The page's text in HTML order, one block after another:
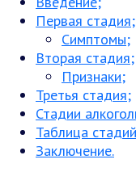
Первая стадия;
Симптомы;
Вторая стадия;
Признаки;
Третья стадия;
Стадии
Таблица
Заключение.